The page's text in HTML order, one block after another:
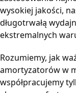
wysokiej jakości,
długotrwałą
ekstremalnych
Rozumiemy, jak
amortyzatorów w
współpracujemy